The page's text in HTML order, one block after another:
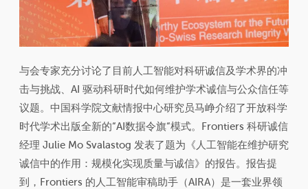
与会专家充分讨论了目前人工智能对科研诚信及学术界的冲
击与挑战、AI 驱动科研时代如何维护学术诚信与公众信任等
议题。中国科学院文献情报中心研究员马峥介绍了开放科学
时代学术出版全新的“AI数据令旗“模式。Frontiers 科研诚信
经理 Julie Mo Svalastog 发表了题为《人工智能在维护研究
诚信中的作用：规模化实现质量与诚信》的报告。报告提
到，Frontiers 的人工智能审稿助手（AIRA）是一套业界领